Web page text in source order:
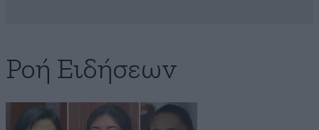
Ροή Ειδήσεων